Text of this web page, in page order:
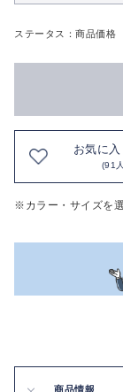
ステータス：商品価格
お気に
(91
※カラー・サイズを
商品情報